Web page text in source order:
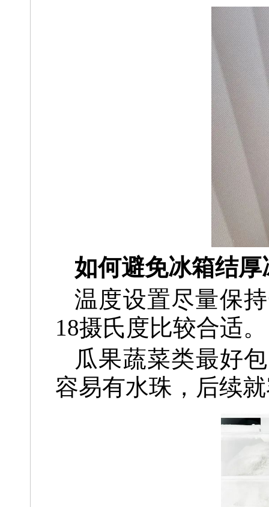
如何避免冰箱结厚
温度设置尽量保
18摄氏度比较合适。
瓜果蔬菜类最好
容易有水珠，后续